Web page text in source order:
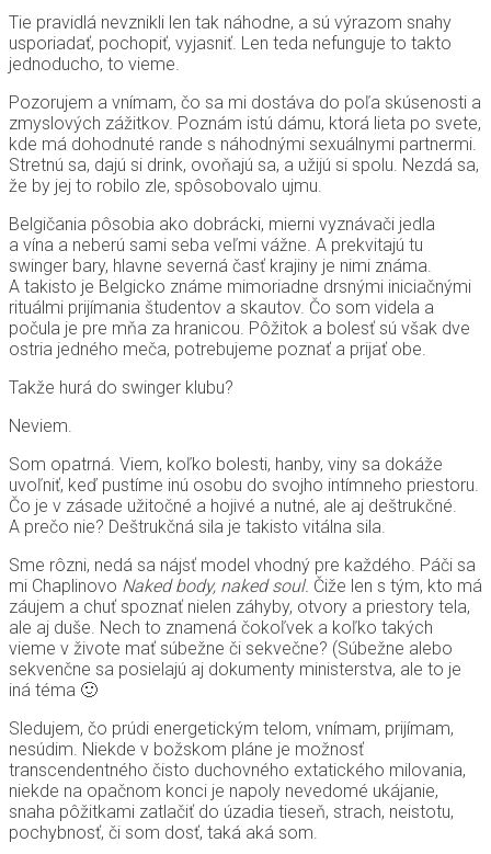
Tie pravidlá nevznikli len tak náhodne, a sú výrazom snahy
usporiadať, pochopiť, vyjasniť. Len teda nefunguje to takto
jednoducho, to vieme.
Pozorujem a vnímam, čo sa mi dostáva do poľa skúsenosti a
zmyslových zážitkov. Poznám istú dámu, ktorá lieta po svete,
kde má dohodnuté rande s náhodnými sexuálnymi partnermi.
Stretnú sa, dajú si drink, ovoňajú sa, a užijú si spolu. Nezdá sa,
že by jej to robilo zle, spôsobovalo ujmu.
Belgičania pôsobia ako dobrácki, mierni vyznávači jedla
a vína a neberú sami seba veľmi vážne. A prekvitajú tu
swinger bary, hlavne severná časť krajiny je nimi známa.
A takisto je Belgicko známe mimoriadne drsnými iniciačnými
rituálmi prijímania študentov a skautov. Čo som videla a
počula je pre mňa za hranicou. Pôžitok a bolesť sú však dve
ostria jedného meča, potrebujeme poznať a prijať obe.
Takže hurá do swinger klubu?
Neviem.
Som opatrná. Viem, koľko bolesti, hanby, viny sa dokáže
uvoľniť, keď pustíme inú osobu do svojho intímneho priestoru.
Čo je v zásade užitočné a hojivé a nutné, ale aj deštrukčné.
A prečo nie? Deštrukčná sila je takisto vitálna sila.
Sme rôzni, nedá sa nájsť model vhodný pre každého. Páči sa
mi Chaplinovo Naked body, naked soul. Čiže len s tým, kto má
záujem a chuť spoznať nielen záhyby, otvory a priestory tela,
ale aj duše. Nech to znamená čokoľvek a koľko takých
vieme v živote mať súbežne či sekvečne? (Súbežne alebo
sekvenčne sa posielajú aj dokumenty ministerstva, ale to je
iná téma 🙂
Sledujem, čo prúdi energetickým telom, vnímam, prijímam,
nesúdim. Niekde v božskom pláne je možnosť
transcendentného čisto duchovného extatického milovania,
niekde na opačnom konci je napoly nevedomé ukájanie,
snaha pôžitkami zatlačiť do úzadia tieseň, strach, neistotu,
pochybnosť, či som dosť, taká aká som.